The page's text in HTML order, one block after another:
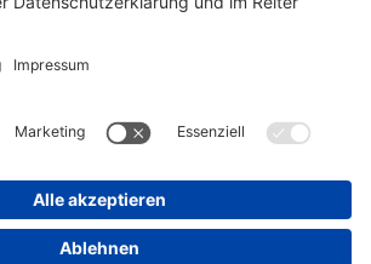
über den folgenden Button an: